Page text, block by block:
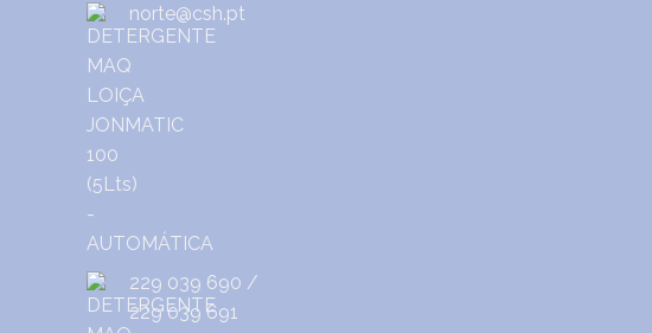
norte@csh.pt
229 039 690 /
229 039 691